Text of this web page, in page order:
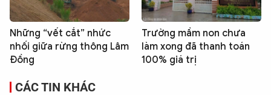
Những “vết cắt” nhức
nhối giữa rừng thông Lâm
Đồng
Trường mầm non chưa
làm xong đã thanh toán
100% giá trị
CÁC TIN KHÁC